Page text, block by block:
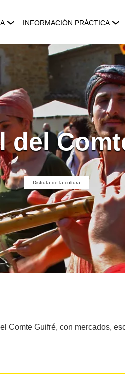
INFORMACIÓN PRÁCTICA
del
Disfruta de la cultura
Comte Guifré, con mercados,